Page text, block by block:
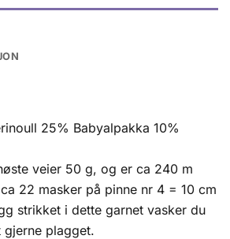
25% Babyalpakka 10%
veier 50 g, og er ca 240 m
ca 22 masker på pinne nr 4 = 10 cm
strikket i dette garnet vasker du
gjerne plagget.